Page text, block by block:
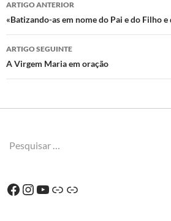
de
artigos
ARTIGO ANTERIOR
«Batizando-as em nome do Pai e do Filho
ARTIGO SEGUINTE
A Virgem Maria em oração
Pesquisar
Facebook
Instagram
YouTube
Ligação
Ligação